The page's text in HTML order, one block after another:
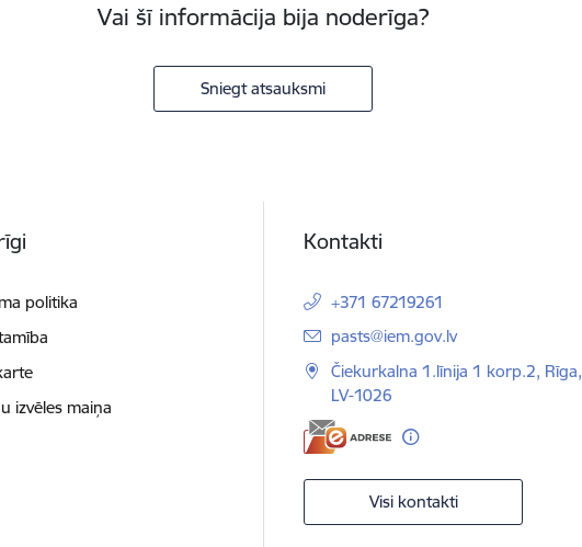
Vai šī informācija bija noderīga?
Sniegt atsauksmi
politika
izvēles maiņa
Kontakti
+371 67219261
E-pasts:
pasts@iem.gov.lv
Čiekurkalna 1.līnija 1 korp.2, Rīga,
LV-1026
Visi kontakti